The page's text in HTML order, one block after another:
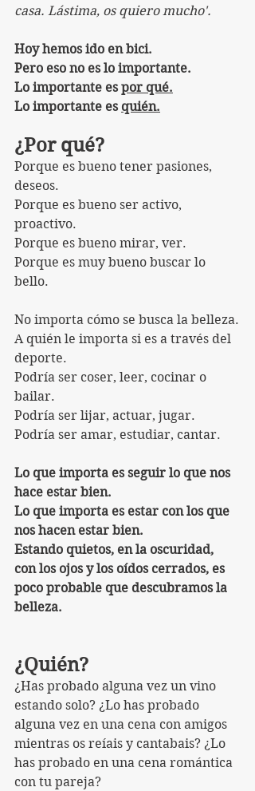
casa. Lástima, os quiero mucho'.
Hoy hemos ido en bici.
Pero eso no es lo importante.
Lo importante es por qué.
Lo importante es quién.
¿Por qué?
Porque es bueno tener pasiones,
deseos.
Porque es bueno ser activo,
proactivo.
Porque es bueno mirar, ver.
Porque es muy bueno buscar lo
bello.
No importa cómo se busca la belleza.
A quién le importa si es a través del
deporte.
Podría ser coser, leer, cocinar o
bailar.
Podría ser lijar, actuar, jugar.
Podría ser amar, estudiar, cantar.
Lo que importa es seguir lo que nos
hace estar bien.
Lo que importa es estar con los que
nos hacen estar bien.
Estando quietos, en la oscuridad,
con los ojos y los oídos cerrados, es
poco probable que descubramos la
belleza.
¿Quién?
¿Has probado alguna vez un vino
estando solo? ¿Lo has probado
alguna vez en una cena con amigos
mientras os reíais y cantabais? ¿Lo
has probado en una cena romántica
con tu pareja?